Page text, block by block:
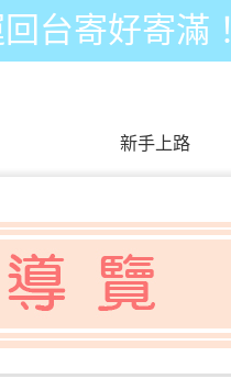
台寄好寄滿！
新手上路